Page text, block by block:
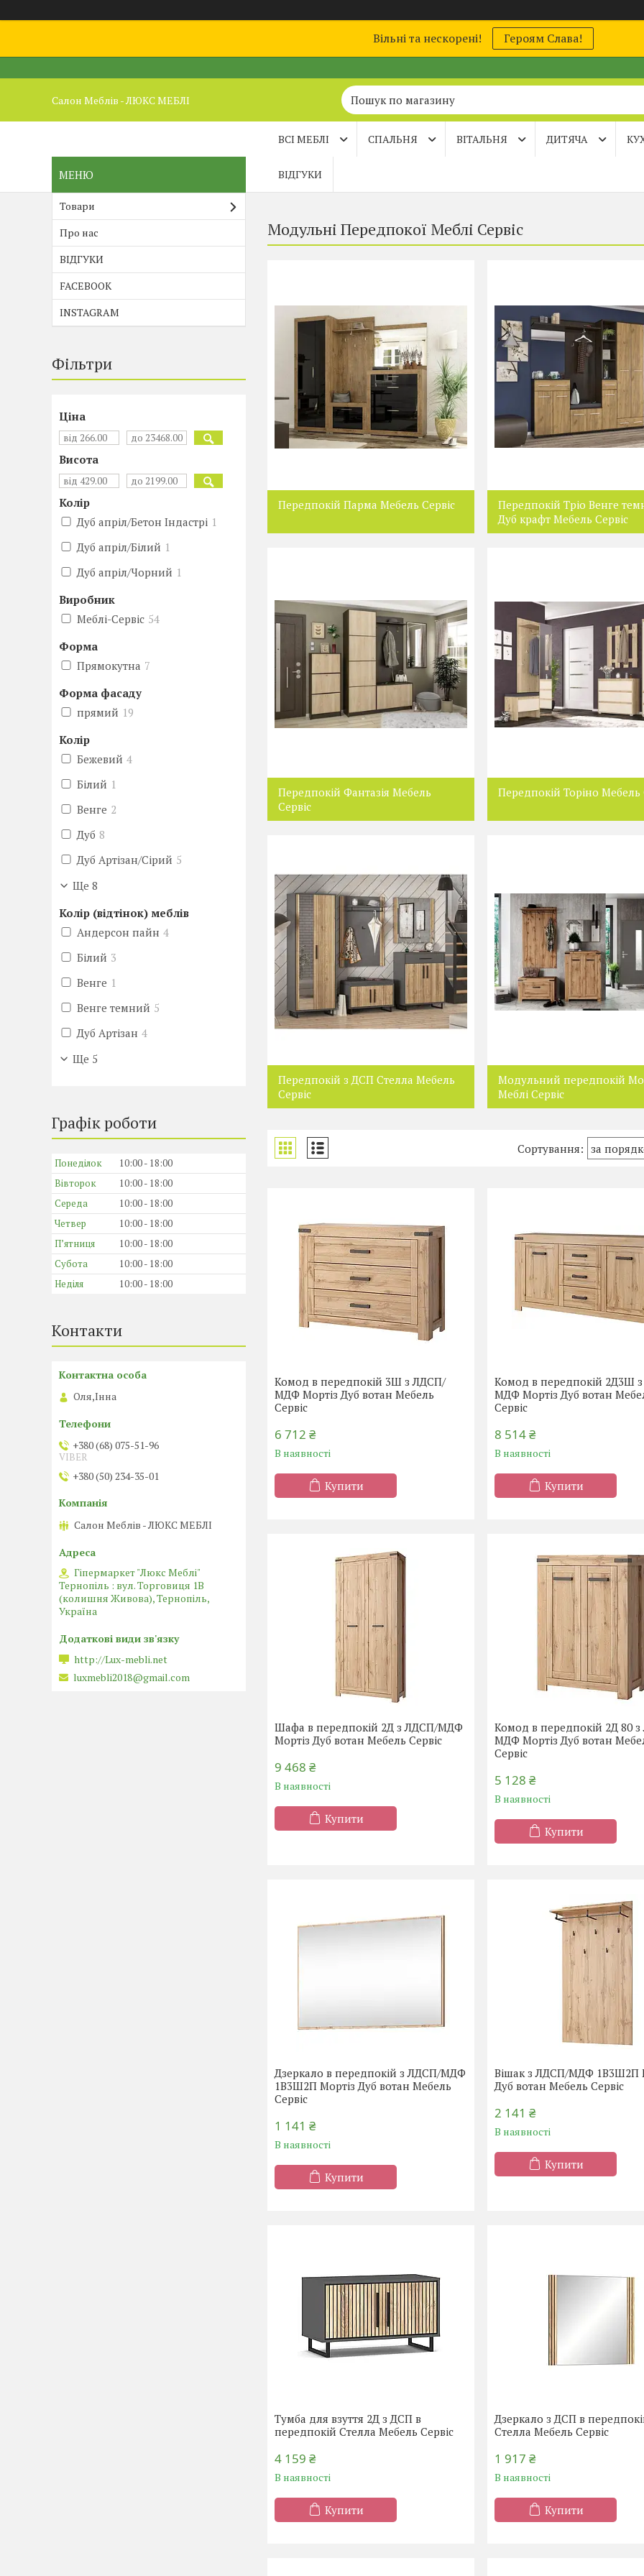
Вільні та нескорені! Героям Слава!
Салон Меблів - ЛЮКС МЕБЛІ
ВСІ МЕБЛІ СПАЛЬНЯ ВІТАЛЬНЯ ДИТЯЧА
ВІДГУКИ
Модульні Передпокої Меблі Сервіс
Передпокій Парма Мебель Сервіс
Передпокій Тріо Венге
Дуб крафт Мебель Сервіс
Передпокій Фантазія Мебель
Сервіс
Передпокій Торіно Мебель
Передпокій з ДСП Стелла Мебель
Сервіс
Модульний передпокій
Меблі Сервіс
Комод в передпокій 3Ш з ЛДСП/
МДФ Мортіз Дуб вотан Мебель
Сервіс
6 712 ₴
В наявності
Купити
Комод в передпокій 2Д3Ш
МДФ Мортіз Дуб вотан
Сервіс
8 514 ₴
В наявності
Купити
Шафа в передпокій 2Д з ЛДСП/МДФ
Мортіз Дуб вотан Мебель Сервіс
9 468 ₴
В наявності
Купити
Комод в передпокій 2Д 80
МДФ Мортіз Дуб вотан
Сервіс
5 128 ₴
В наявності
Купити
Дзеркало в передпокій з ЛДСП/МДФ
1В3Ш2П Мортіз Дуб вотан Мебель
Сервіс
1 141 ₴
В наявності
Купити
Вішак з ЛДСП/МДФ 1В3Ш2П
Дуб вотан Мебель Сервіс
2 141 ₴
В наявності
Купити
Тумба для взуття 2Д з ДСП в
передпокій Стелла Мебель Сервіс
4 159 ₴
В наявності
Купити
Дзеркало з ДСП в
Стелла Мебель Сервіс
1 917 ₴
В наявності
Купити
Товари
Про нас
ВІДГУКИ
FACEBOOK
INSTAGRAM
Фільтри
Ціна
Висота
Колір
Дуб апріл/Бетон Індастрі 1
Дуб апріл/Білий 1
Дуб апріл/Чорний 1
Виробник
Меблі-Сервіс 54
Форма
Прямокутна 7
Форма фасаду
прямий 19
Колір
Бежевий 4
Білий 1
Венге 2
Дуб 8
Дуб Артізан/Сірий 5
Ще 8
Колір (відтінок) меблів
Андерсон пайн 4
Білий 3
Венге 1
Венге темний 5
Дуб Артізан 4
Ще 5
Графік роботи
Понеділок 10:00
18:00
Вівторок
10:00
18:00
Середа
10:00
18:00
Четвер
10:00
18:00
Пʼятниця
10:00
18:00
Субота
10:00
18:00
Неділя
10:00 18:00
Контакти
Оля,Інна
+380 (68) 075-51-96
VIBER
+380 (50) 234-35-01
Салон Меблів - ЛЮКС МЕБЛІ
Гіпермаркет "Люкс Меблі"
Тернопіль : вул. Торговиця 1В
(колишня Живова), Тернопіль,
Україна
http://Lux-mebli.net
luxmebli2018@gmail.com